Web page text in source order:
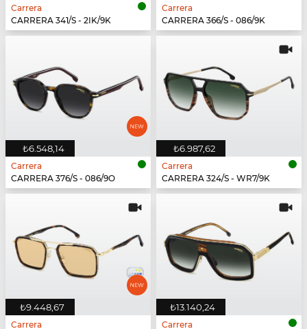
Carrera
CARRERA 341/S - 2IK/9K
Carrera
CARRERA 366/S - 086/9K
₺6.548,14
Carrera
CARRERA 376/S - 086/9O
₺6.987,62
Carrera
CARRERA 324/S - WR7/9K
₺9.448,67
Carrera
₺13.140,24
Carrera